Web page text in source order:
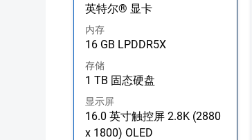
英特尔® 显卡
内存
16 GB LPDDR5X
存储
1 TB 固态硬盘
显示屏
16.0 英寸触控屏 2.8K (2880
x 1800) OLED